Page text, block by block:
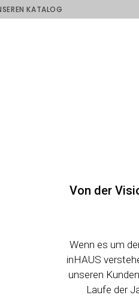
KATALOG
Von der
Wenn es um
inHAUS
unseren
Laufe der